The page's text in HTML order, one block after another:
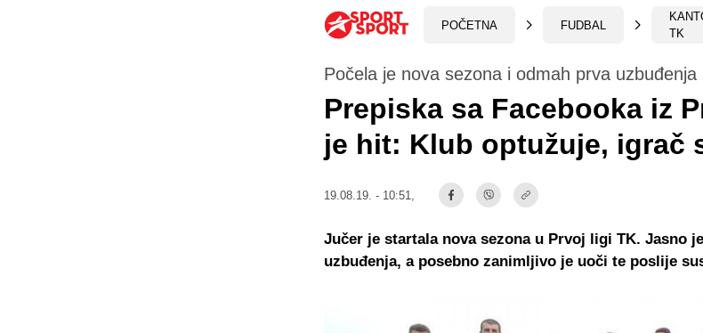
POČETNA FUDBAL
TK
Počela je nova sezona i odmah prva uzbuđenja
Prepiska sa Facebooka iz
je hit: Klub optužuje, igrač
19.08.19. - 10:51,
Jučer je startala nova sezona u Prvoj ligi TK. Jasno
uzbuđenja, a posebno zanimljivo je uoči te poslije